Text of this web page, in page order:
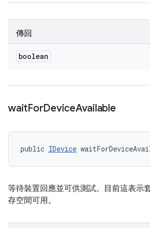
傳回
boolean
waitForDeviceAvailable
public IDevice
等待裝置回應並可供測試。目前這表示
存空間可用。